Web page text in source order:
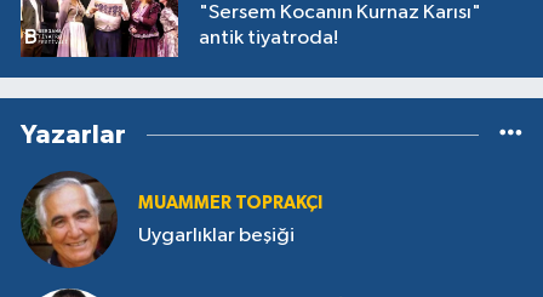
"Sersem Kocanın Kurnaz Karısı"
antik tiyatroda!
Yazarlar
MUAMMER TOPRAKÇI
Uygarlıklar beşiği